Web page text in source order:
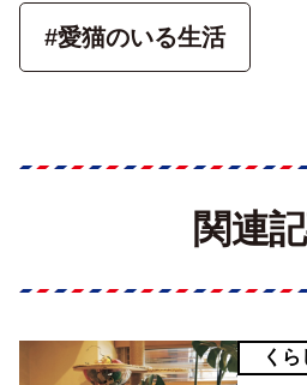
#愛猫のいる生活
関連
くら